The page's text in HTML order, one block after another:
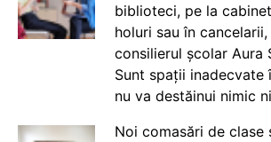
biblioteci, pe la
holuri sau în
consilierul școlar Aura
Sunt spații inadecvate
nu va destăinui nimic
Noi comasări de clase